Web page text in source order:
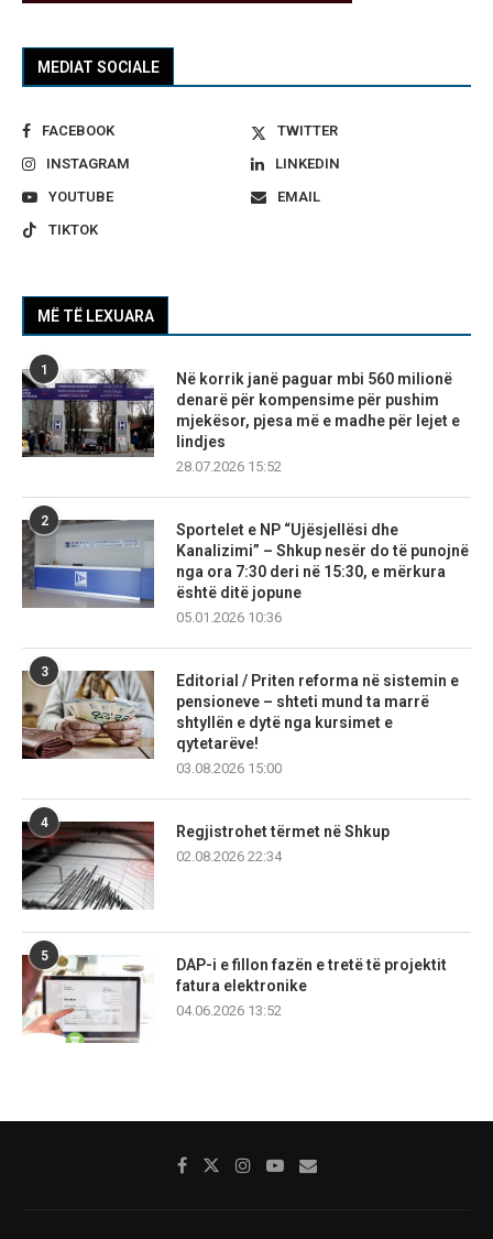
MEDIAT SOCIALE
FACEBOOK
TWITTER
INSTAGRAM
LINKEDIN
YOUTUBE
EMAIL
TIKTOK
MË TË LEXUARA
1
Në korrik janë paguar mbi 560 milionë
denarë për kompensime për pushim
mjekësor, pjesa më e madhe për lejet e
lindjes
28.07.2026 15:52
2
Sportelet e NP “Ujësjellësi dhe
Kanalizimi” – Shkup nesër do të punojnë
nga ora 7:30 deri në 15:30, e mërkura
është ditë jopune
05.01.2026 10:36
3
Editorial / Priten reforma në sistemin e
pensioneve – shteti mund ta marrë
shtyllën e dytë nga kursimet e
qytetarëve!
03.08.2026 15:00
4
Regjistrohet tërmet në Shkup
02.08.2026 22:34
5
DAP-i e fillon fazën e tretë të projektit
fatura elektronike
04.06.2026 13:52